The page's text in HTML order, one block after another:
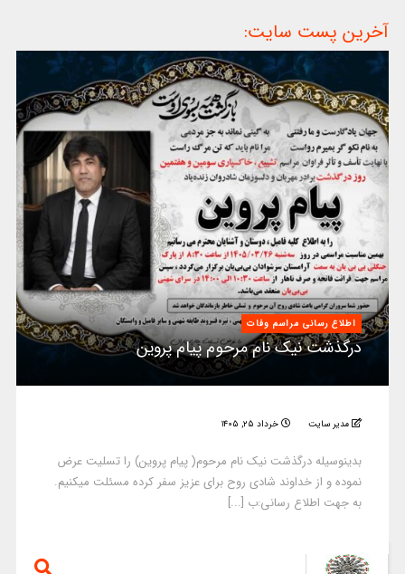
آخرین پست سایت:
اطلاع رسانی مراسم وفات
درگذشت نیک نام مرحوم پیام پروین
مدیر سایت خرداد ۲۵, ۱۴۰۵
بدینوسیله درگذشت نیک نام مرحوم( پیام پروین) را تسلیت عرض
نموده و از خداوند شادی روح برای عزیز سفر کرده مسئلت میکنیم.
به جهت اطلاع رسانی:ب [...]